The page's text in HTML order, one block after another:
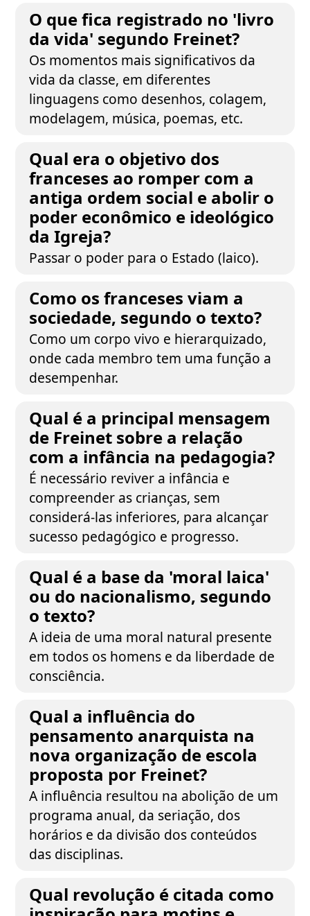
O que fica registrado no 'livro
da vida' segundo Freinet?
Os momentos mais significativos da
vida da classe, em diferentes
linguagens como desenhos, colagem,
modelagem, música, poemas, etc.
Qual era o objetivo dos
franceses ao romper com a
antiga ordem social e abolir o
poder econômico e ideológico
da Igreja?
Passar o poder para o Estado (laico).
Como os franceses viam a
sociedade, segundo o texto?
Como um corpo vivo e hierarquizado,
onde cada membro tem uma função a
desempenhar.
Qual é a principal mensagem
de Freinet sobre a relação
com a infância na pedagogia?
É necessário reviver a infância e
compreender as crianças, sem
considerá-las inferiores, para alcançar
sucesso pedagógico e progresso.
Qual é a base da 'moral laica'
ou do nacionalismo, segundo
o texto?
A ideia de uma moral natural presente
em todos os homens e da liberdade de
consciência.
Qual a influência do
pensamento anarquista na
nova organização de escola
proposta por Freinet?
A influência resultou na abolição de um
programa anual, da seriação, dos
horários e da divisão dos conteúdos
das disciplinas.
Qual revolução é citada como